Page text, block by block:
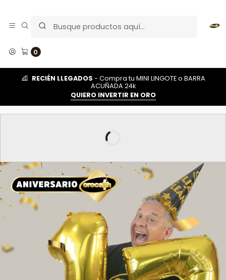
0
RECIÉN LLEGADOS - Compra tu MINI LINGOTE o BARRA
ACUÑADA 24k
QUIERO INVERTIR EN ORO